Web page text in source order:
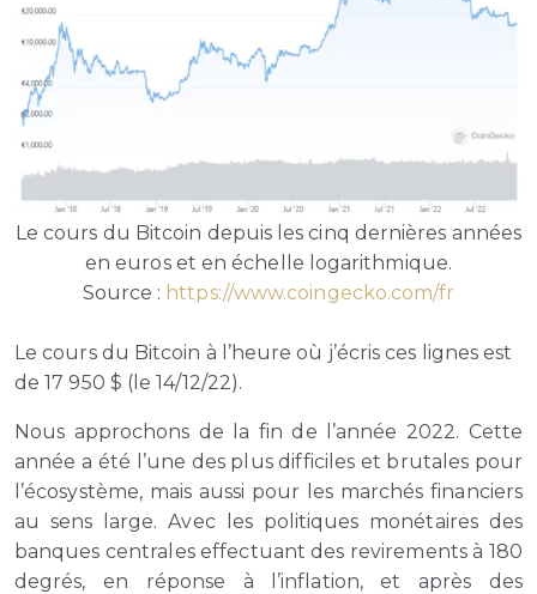
Le cours du Bitcoin depuis les cinq dernières années
en euros et en échelle logarithmique.
Source : https://www.coingecko.com/fr
Le cours du Bitcoin à l’heure où j’écris ces lignes est
de 17 950 $ (le 14/12/22).
Nous approchons de la fin de l’année 2022. Cette
année a été l’une des plus difficiles et brutales pour
l’écosystème, mais aussi pour les marchés financiers
au sens large. Avec les politiques monétaires des
banques centrales effectuant des revirements à 180
degrés, en réponse à l’inflation, et après des